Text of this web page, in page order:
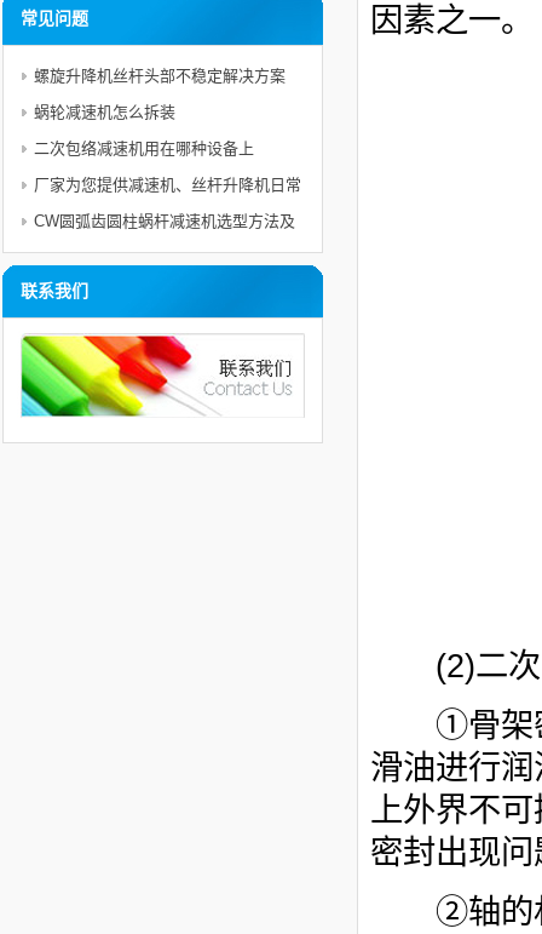
因素之一。
(2)二
①骨架密
滑油进行
上外界不
密封出现
②轴的材
常见问题
螺旋升降机丝杆头部不稳定解决方案
蜗轮减速机怎么拆装
二次包络减速机用在哪种设备上
厂家为您提供减速机、丝杆升降机日常
使用电机的维护与注意事项及保护措施
CW圆弧齿圆柱蜗杆减速机选型方法及
举例
联系我们